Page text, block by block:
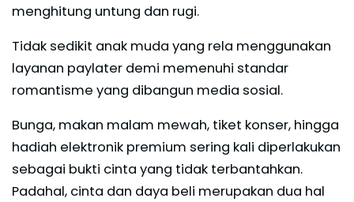
menghitung untung dan rugi.
Tidak sedikit anak muda yang rela menggunakan
layanan paylater demi memenuhi standar
romantisme yang dibangun media sosial.
Bunga, makan malam mewah, tiket konser, hingga
hadiah elektronik premium sering kali diperlakukan
sebagai bukti cinta yang tidak terbantahkan.
Padahal, cinta dan daya beli merupakan dua hal